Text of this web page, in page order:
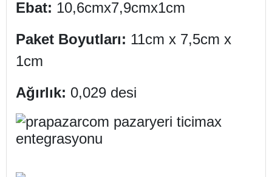
Ebat: 10,6cmx7,9cmx1cm
Paket Boyutları: 11cm x 7,5cm x
1cm
Ağırlık: 0,029 desi